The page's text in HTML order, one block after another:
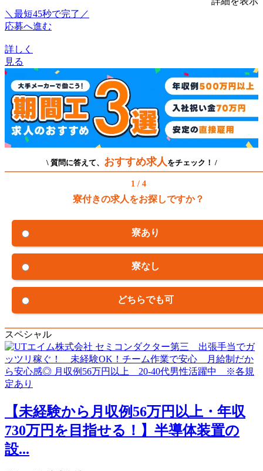
＼最短45秒で完了／
応募へ進む
詳しく
見る
\ 質問に答えて、 おすすめ求人 をチェック！ /
1 / 4
寮付きの求人をお探しですか？
寮あり
寮なし
どちらでも可
スペシャル
【未経験から月収例56万円以上・年収
730万円を目指せる！】半導体装置の
設...